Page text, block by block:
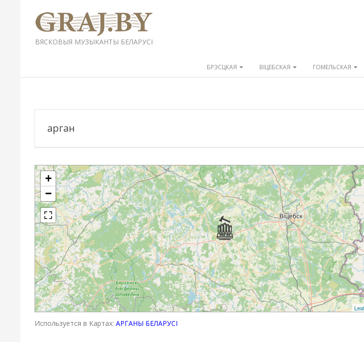
содержимомуGRAJ.BY
ВЯСКОВЫЯ МУЗЫКАНТЫ БЕЛАРУСІ
меню
БРЭСЦКАЯ ВІЦЕБСКАЯ ГОМЕЛЬСКАЯ
арган
+
−
Используется в Картах: АРГАНЫ БЕЛАРУСІ